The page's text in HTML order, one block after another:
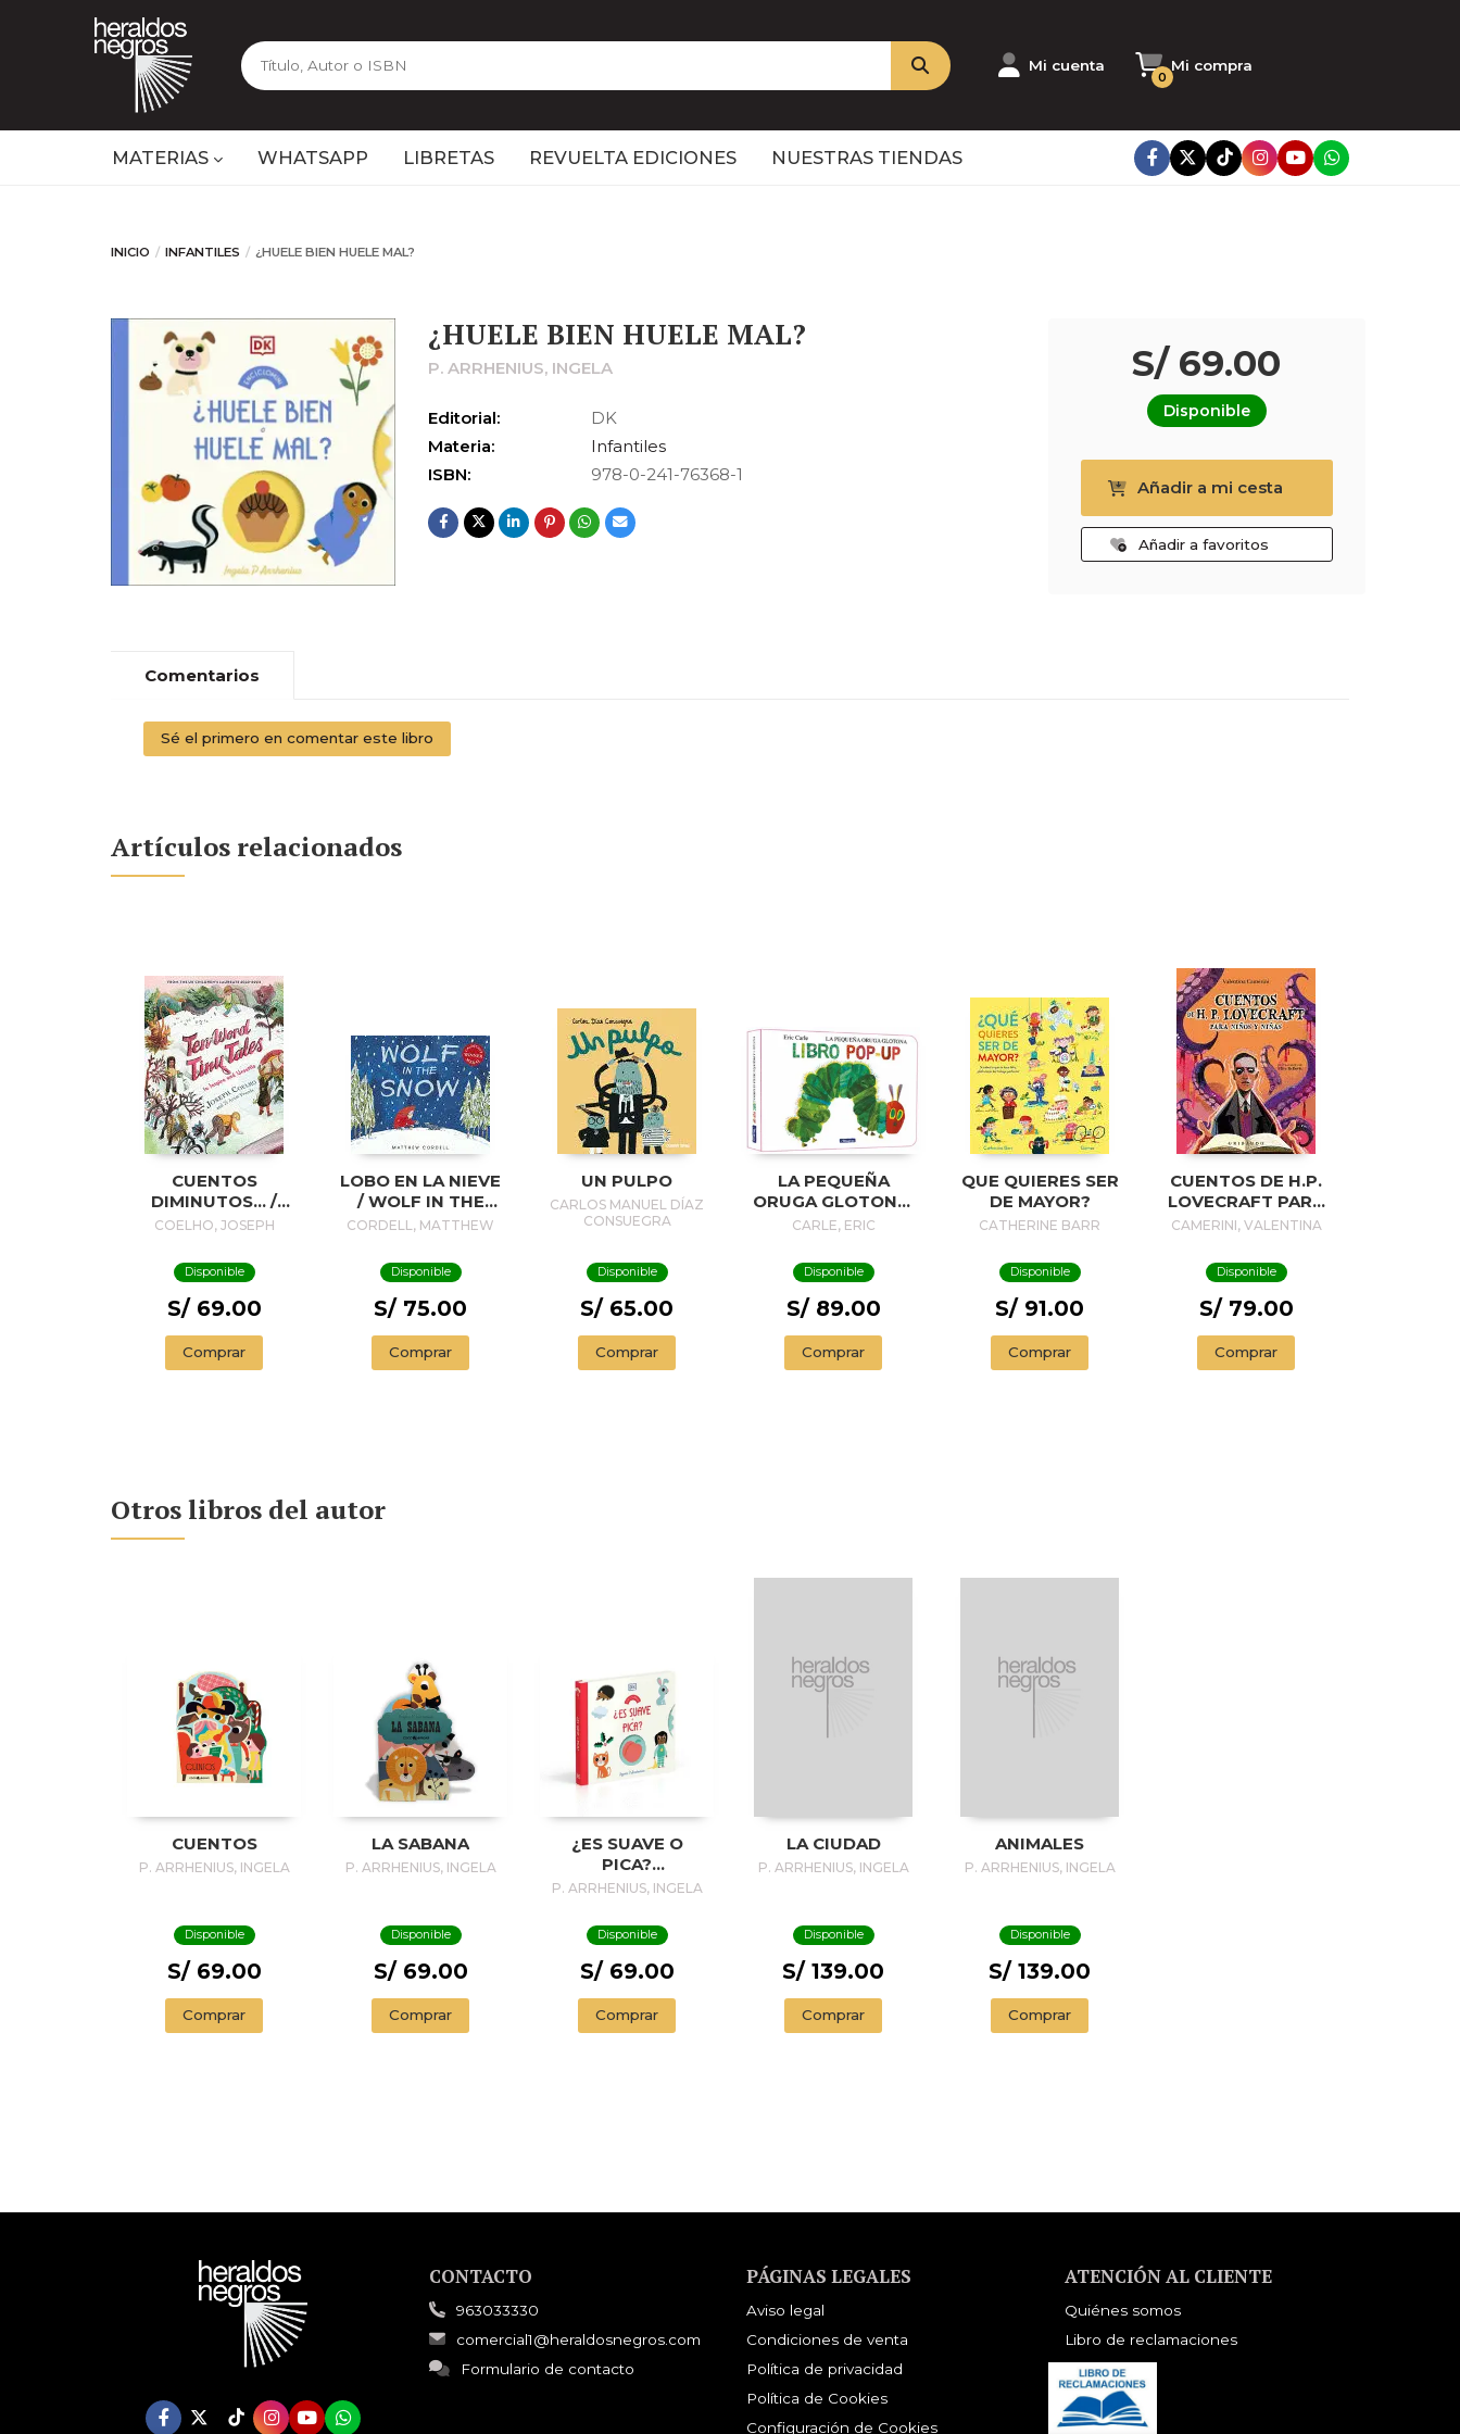
Mi cuenta Mi compra
0
MATERIAS WHATSAPP LIBRETAS REVUELTA EDICIONES NUESTRAS TIENDAS
INICIO INFANTILES ¿HUELE BIEN HUELE MAL?
¿HUELE BIEN HUELE MAL?
P. ARRHENIUS, INGELA
Editorial:
DK
Materia:
Infantiles
ISBN:
978-0-241-76368-1
S/ 69.00
Disponible
Añadir a mi cesta
Añadir a favoritos
Comentarios
Sé el primero en comentar este libro
Artículos relacionados
CUENTOS
DIMINUTOS... /
TINY STORIES...
COELHO, JOSEPH
Disponible
S/ 69.00
Comprar
LOBO EN LA NIEVE
/ WOLF IN THE
SNOW
CORDELL, MATTHEW
Disponible
S/ 75.00
Comprar
UN PULPO
CARLOS MANUEL DÍAZ
CONSUEGRA
Disponible
S/ 65.00
Comprar
LA PEQUEÑA
ORUGA GLOTONA.
EL LIBRO POP-UP
CARLE)
CARLE, ERIC
Disponible
S/ 89.00
Comprar
QUE QUIERES SER
DE MAYOR?
CATHERINE BARR
Disponible
S/ 91.00
Comprar
CUENTOS DE H.P.
LOVECRAFT PARA
NIÑOS Y NIÑAS
CAMERINI, VALENTINA
Disponible
S/ 79.00
Comprar
Otros libros del autor
CUENTOS
P. ARRHENIUS, INGELA
Disponible
S/ 69.00
Comprar
LA SABANA
P. ARRHENIUS, INGELA
Disponible
S/ 69.00
Comprar
¿ES SUAVE O
PICA?
(ENCICLOMINI)
P. ARRHENIUS, INGELA
Disponible
S/ 69.00
Comprar
LA CIUDAD
P. ARRHENIUS, INGELA
Disponible
S/ 139.00
Comprar
ANIMALES
P. ARRHENIUS, INGELA
Disponible
S/ 139.00
Comprar
CONTACTO
963033330
comercial1@heraldosnegros.com
Formulario de contacto
PÁGINAS LEGALES
Aviso legal
Condiciones de venta
Política de privacidad
Política de Cookies
Configuración de Cookies
ATENCIÓN AL CLIENTE
Quiénes somos
Libro de reclamaciones